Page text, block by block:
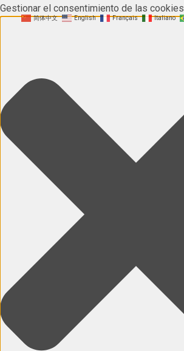
Gestionar el consentimiento de las cookies
简体中文 English Français Italiano